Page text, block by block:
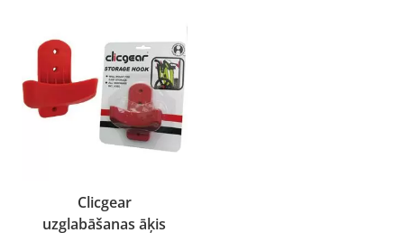
Clicgear
uzglabāšanas āķis